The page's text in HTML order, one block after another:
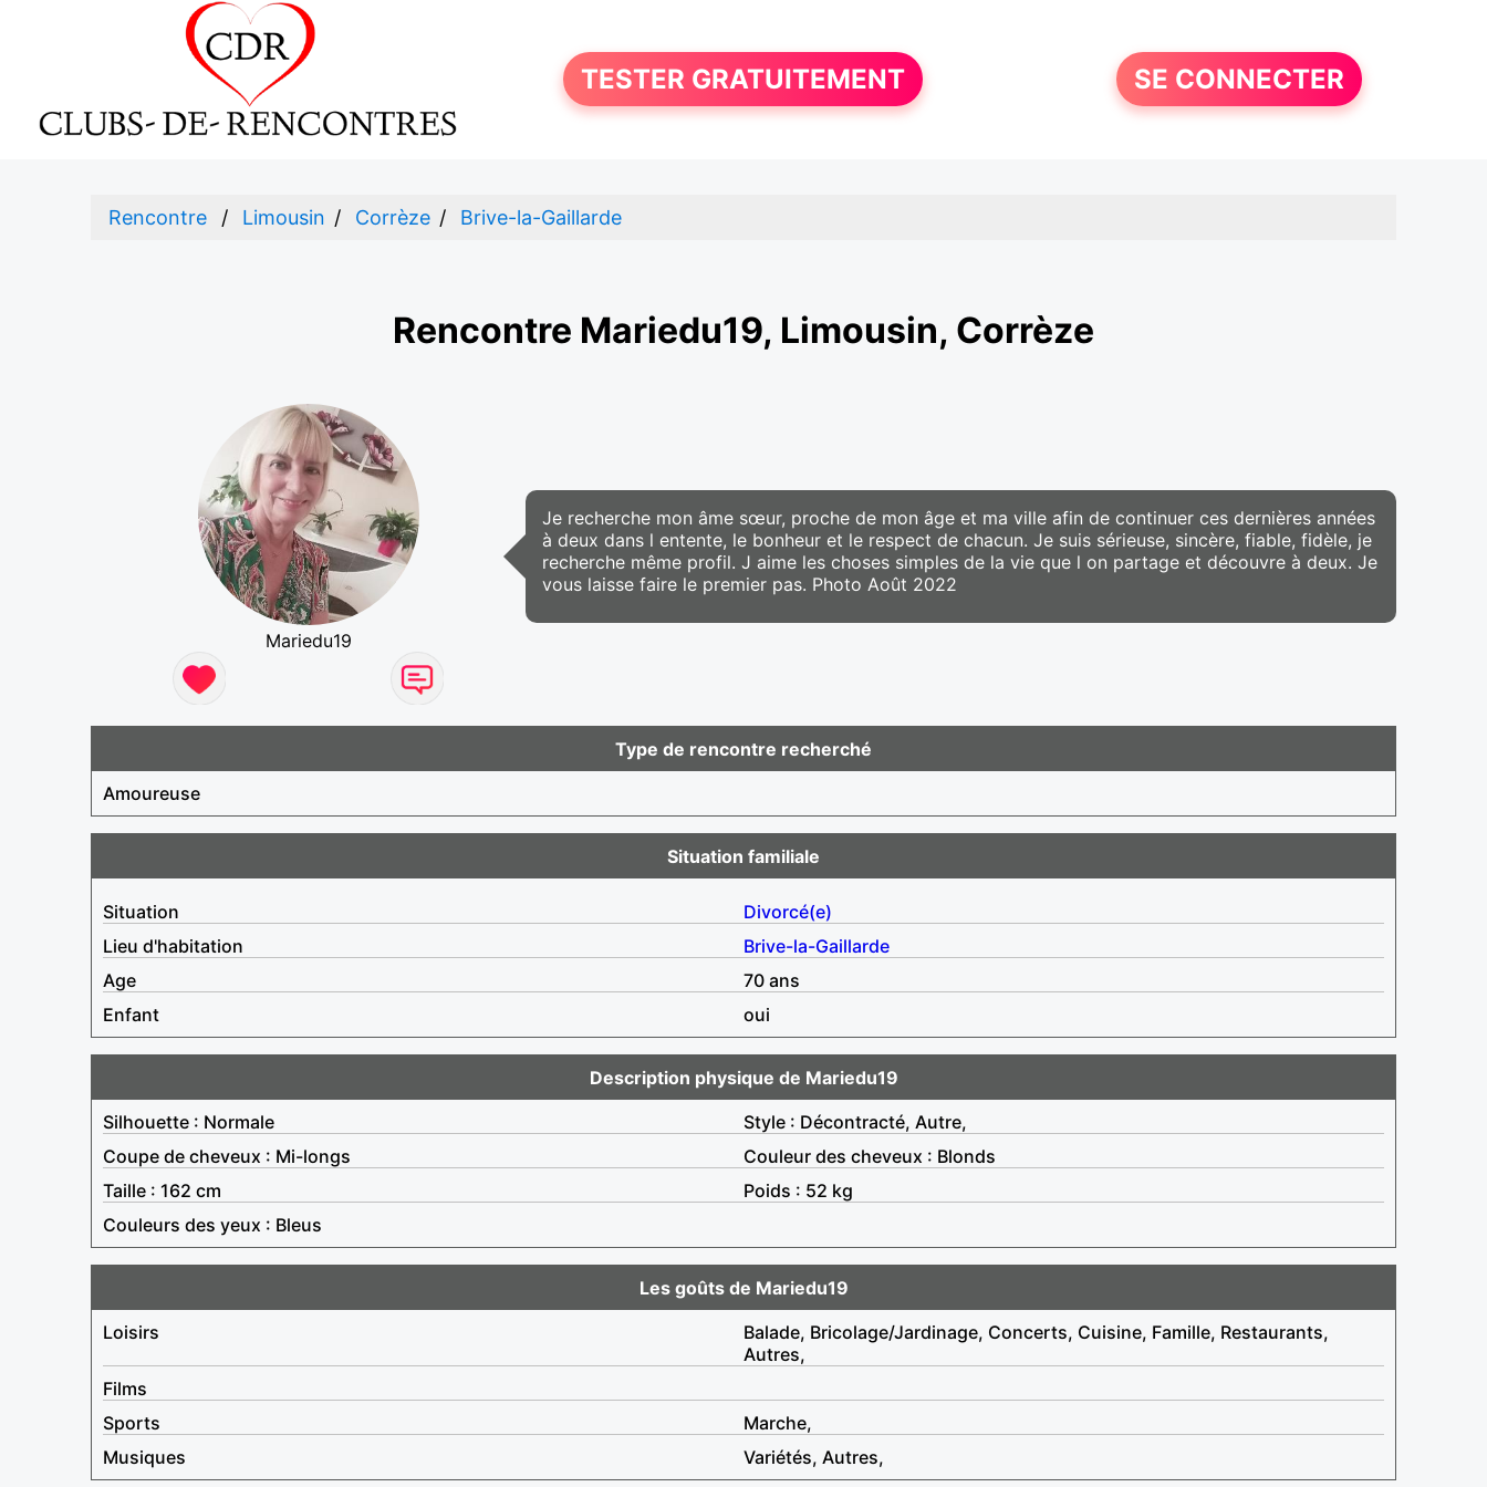
TESTER GRATUITEMENT SE CONNECTER
Rencontre Limousin Corrèze Brive-la-Gaillarde
Rencontre Mariedu19, Limousin, Corrèze
Mariedu19
Je recherche mon âme sœur, proche de mon âge et ma ville afin de continuer ces dernières années
à deux dans l entente, le bonheur et le respect de chacun. Je suis sérieuse, sincère, fiable, fidèle, je
recherche même profil. J aime les choses simples de la vie que l on partage et découvre à deux. Je
vous laisse faire le premier pas. Photo Août 2022
Type de rencontre recherché
Amoureuse
Situation familiale
Situation
Divorcé(e)
Lieu d'habitation
Brive-la-Gaillarde
Age
70 ans
Enfant
oui
Description physique de Mariedu19
Silhouette : Normale
Style : Décontracté, Autre,
Coupe de cheveux : Mi-longs
Couleur des cheveux : Blonds
Taille : 162 cm
Poids : 52 kg
Couleurs des yeux : Bleus
Les goûts de Mariedu19
Loisirs
Balade, Bricolage/Jardinage, Concerts, Cuisine, Famille, Restaurants,
Autres,
Films
Sports
Marche,
Musiques
Variétés, Autres,